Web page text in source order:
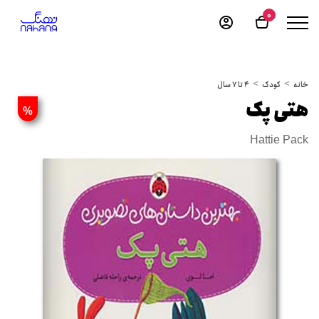
0
خانه کودک 4 تا 7 سال
% هتی پک
Hattie Pack